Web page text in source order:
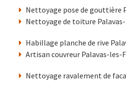
Nettoyage pose de gouttière
Nettoyage de toiture
Habillage planche de rive
Artisan couvreur Palavas-les-
Nettoyage ravalement de